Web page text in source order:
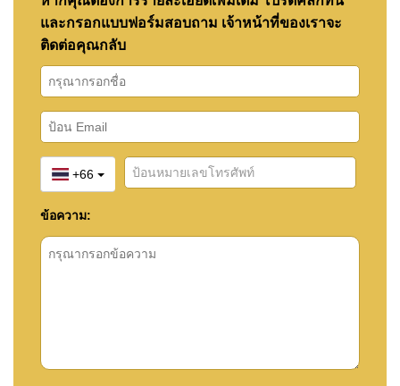
และกรอกแบบฟอร์มสอบถาม เจ้าหน้าที่ของเราจะ
ติดต่อคุณกลับ
+66
ข้อความ: